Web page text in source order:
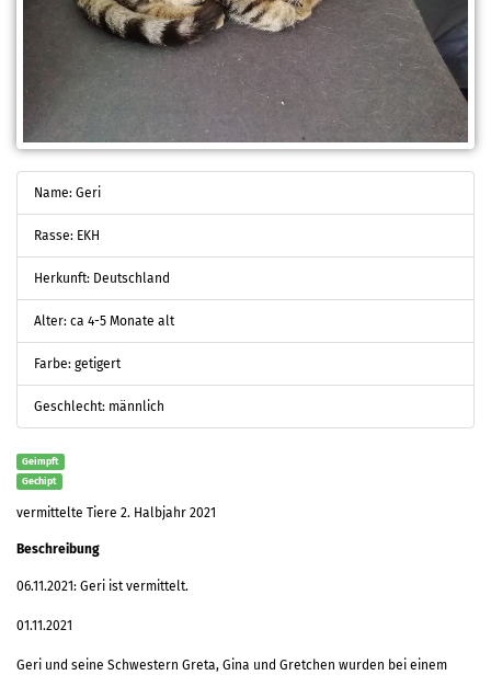
Name: Geri
Rasse: EKH
Herkunft: Deutschland
Alter: ca 4-5 Monate alt
Farbe: getigert
Geschlecht: männlich
Geimpft
Gechipt
vermittelte Tiere 2. Halbjahr 2021
Beschreibung
06.11.2021: Geri ist vermittelt.
01.11.2021
Geri und seine Schwestern Greta, Gina und Gretchen wurden bei einem